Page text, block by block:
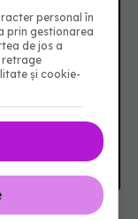
la vaccinurile
se vaccineze
personal în
prin gestionarea
de jos a
retrage
și cookie-